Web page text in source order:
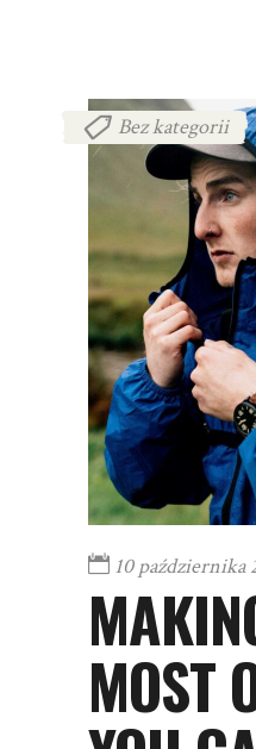
Bez kategorii
10 października
MOST